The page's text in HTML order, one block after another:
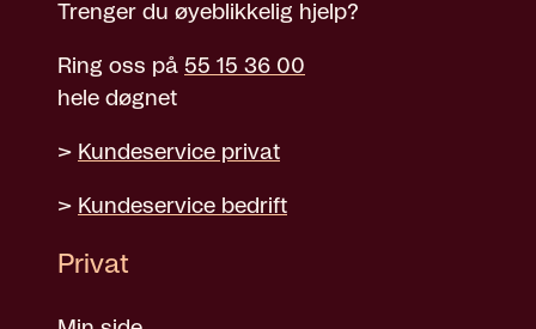
Trenger du øyeblikkelig hjelp?
Ring oss på 55 15 36 00
hele døgnet
> Kundeservice privat
> Kundeservice bedrift
Privat